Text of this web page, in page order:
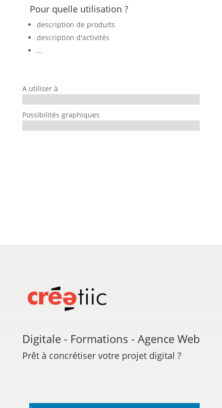
Pour quelle utilisation ?
description de produits
description d'activités
...
A utiliser à
Possibilités graphiques
Digitale - Formations - Agence Web
Prêt à concrétiser votre projet digital ?